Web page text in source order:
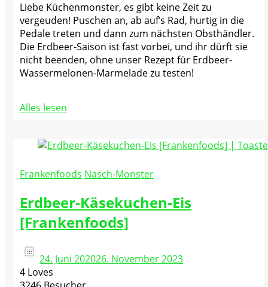
Liebe Küchenmonster, es gibt keine Zeit zu
vergeuden! Puschen an, ab auf’s Rad, hurtig in die
Pedale treten und dann zum nächsten Obsthändler.
Die Erdbeer-Saison ist fast vorbei, und ihr dürft sie
nicht beenden, ohne unser Rezept für Erdbeer-
Wassermelonen-Marmelade zu testen!
Alles lesen
Frankenfoods Nasch-Monster
Erdbeer-Käsekuchen-Eis
[Frankenfoods]
24. Juni 202026. November 2023
4 Loves